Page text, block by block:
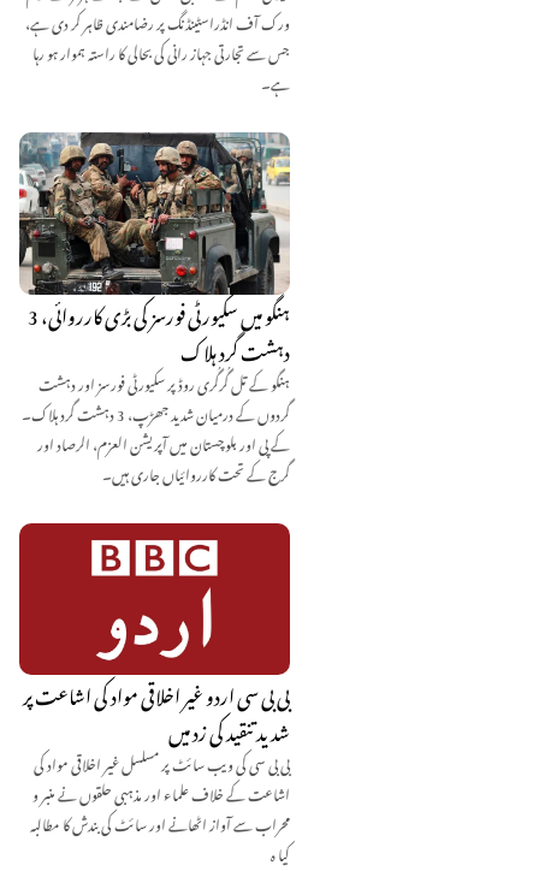
ورک آف انڈراسٹینڈنگ پر رضامندی ظاہر کر دی ہے،
جس سے تجارتی جہاز رانی کی بحالی کا راستہ ہموار ہو رہا
ہے۔
ہنگو میں سکیورٹی فورسز کی بڑی کارروائی، 3
دہشت گرد ہلاک
ہنگو کے تل گُرگُری روڈ پر سکیورٹی فورسز اور دہشت
گردوں کے درمیان شدید جھڑپ، 3 دہشت گرد ہلاک۔
کے پی اور بلوچستان میں آپریشن العزم، الرصاد اور
گرج کے تحت کارروائیاں جاری ہیں۔
بی بی سی اردو غیر اخلاقی مواد کی اشاعت پر
شدید تنقید کی زد میں
بی بی سی کی ویب سائٹ پر مسلسل غیر اخلاقی مواد کی
اشاعت کے خلاف علماء اور مذہبی حلقوں نے منبر و
محراب سے آواز اٹھانے اور سائٹ کی بندش کا مطالبہ
کیا ہ